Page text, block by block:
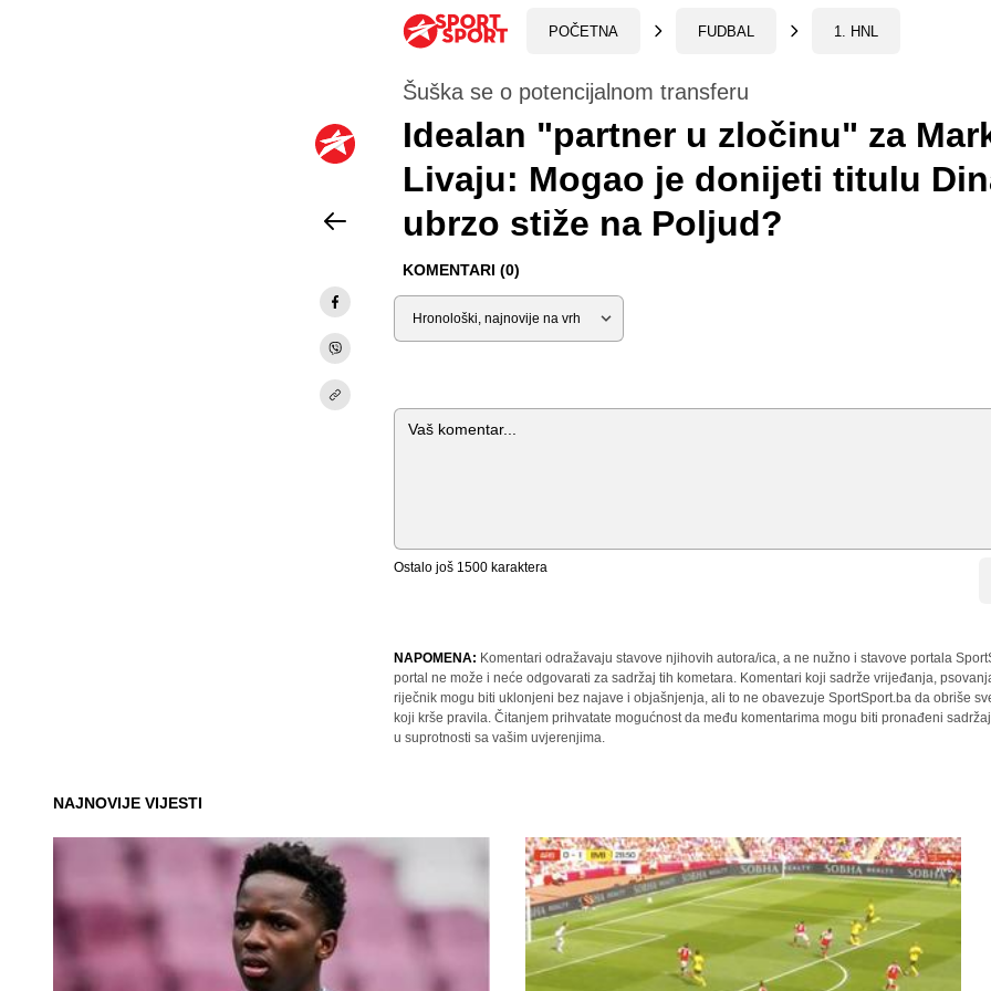
POČETNA FUDBAL 1. HNL
Šuška se o potencijalnom transferu
Idealan "partner u zločinu" za
Livaju: Mogao je donijeti titulu
ubrzo stiže na Poljud?
KOMENTARI (0)
Sortiraj
Komentar
Ostalo još 1500 karaktera
NAPOMENA: Komentari odražavaju stavove njihovih autora/ica, a ne nužno i stavove portala
portal ne može i neće odgovarati za sadržaj tih kometara. Komentari koji sadrže vrijeđanja,
riječnik mogu biti uklonjeni bez najave i objašnjenja, ali to ne obavezuje SportSport.ba da obriše
koji krše pravila. Čitanjem prihvatate mogućnost da među komentarima mogu biti pronađeni
u suprotnosti sa vašim uvjerenjima.
NAJNOVIJE VIJESTI